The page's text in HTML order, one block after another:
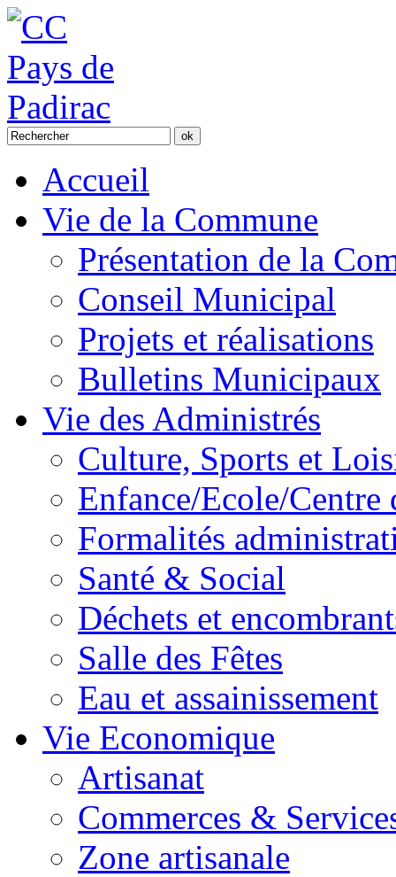
Accueil
Vie de la Commune
Présentation de la
Conseil Municipal
Projets et réalisations
Bulletins Municipaux
Vie des Administrés
Culture, Sports et
Enfance/Ecole/Centre
Formalités
Santé & Social
Déchets et
Salle des Fêtes
Eau et assainissement
Vie Economique
Artisanat
Commerces &
Zone artisanale